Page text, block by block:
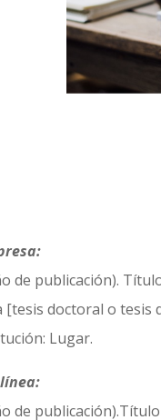
de publicación).
[tesis doctoral o tesis
Lugar.
de